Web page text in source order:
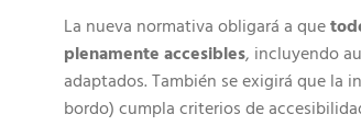
La nueva normativa obligará a que
plenamente accesibles, incluyendo
adaptados. También se exigirá que la
bordo) cumpla criterios de